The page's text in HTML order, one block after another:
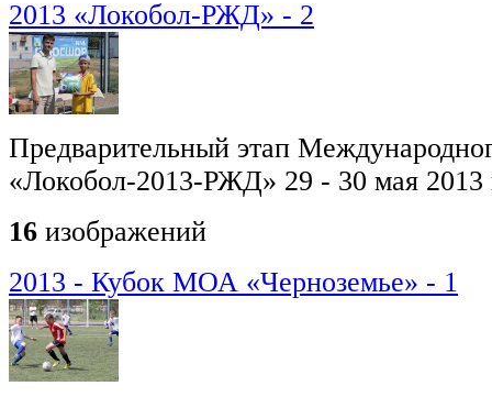
2013 «Локобол-РЖД» - 2
Предварительный этап
«Локобол-2013-РЖД» 29 - 30 мая 2013
16 изображений
2013 - Кубок МОА «Черноземье» - 1